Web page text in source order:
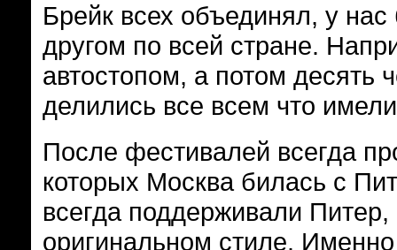
Брейк всех объединял, у
другом по всей стране.
автостопом, а потом десять
делились все всем что
После фестивалей всегда
которых Москва билась с
всегда поддерживали
оригинальном стиле.